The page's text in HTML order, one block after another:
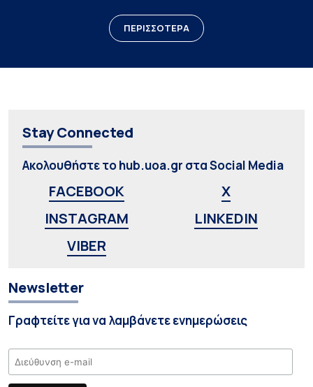
ΠΕΡΙΣΣΟΤΕΡΑ
Stay Connected
Ακολουθήστε το hub.uoa.gr στα Social Media
FACEBOOK
X
INSTAGRAM
LINKEDIN
VIBER
Newsletter
Γραφτείτε για να λαμβάνετε ενημερώσεις